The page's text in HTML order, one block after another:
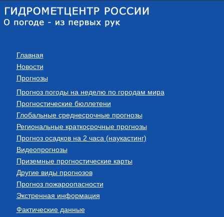
Главная
Новости
Прогнозы
Прогноз погоды на неделю по городам мира
Прогностические бюллетени
Глобальные среднесрочные прогнозы
Региональные краткосрочные прогнозы
Прогноз осадков на 2 часа (наукастинг)
Видеопрогнозы
Приземные прогностические карты
Другие виды прогнозов
Прогноз пожароопасности
Экстренная информация
Фактические данные